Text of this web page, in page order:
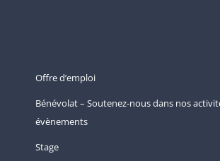
Offre d’emploi
Bénévolat – Soutenez-nous dans nos
évènements
Stage